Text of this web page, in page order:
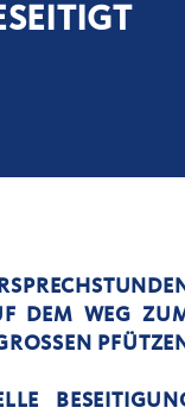
DEM WEG
PFÜTZEN